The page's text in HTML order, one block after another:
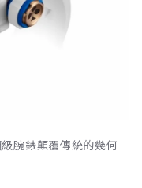
腕錶顛覆傳統的幾何